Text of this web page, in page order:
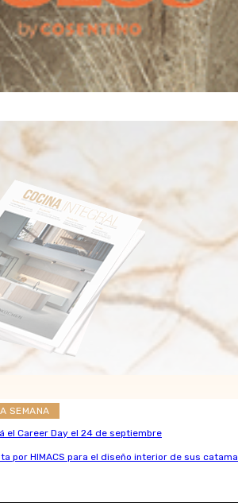
SEMANA
el Career Day el 24 de septiembre
por HIMACS para el diseño interior de sus